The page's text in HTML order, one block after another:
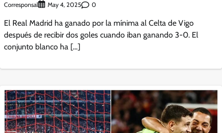
Corresponsal May 4, 2025 0
El Real Madrid ha ganado por la mínima al Celta de Vigo
después de recibir dos goles cuando iban ganando 3-0. El
conjunto blanco ha […]